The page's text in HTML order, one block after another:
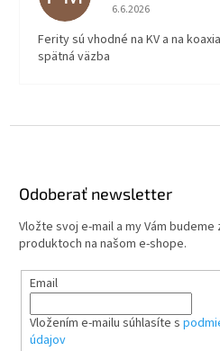
Hodnotenie
6.6.2026
Ferity sú vhodné na KV a na
spätná väzba
Odoberať newsletter
Vložte svoj e-mail a my Vám
produktoch na našom e-shope.
Email
Vložením e-mailu súhlasíte s
údajov